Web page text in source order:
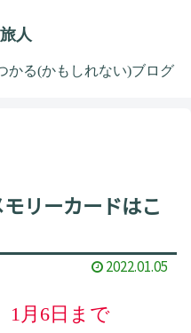
人
かる(かもしれない)ブログ
リーカードはこ
2022.01.05
1月6日まで